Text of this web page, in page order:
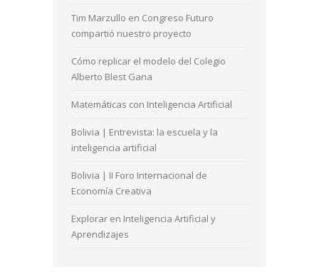
Tim Marzullo en Congreso Futuro
compartió nuestro proyecto
Cómo replicar el modelo del Colegio
Alberto Blest Gana
Matemáticas con Inteligencia Artificial
Bolivia | Entrevista: la escuela y la
inteligencia artificial
Bolivia | II Foro Internacional de
Economía Creativa
Explorar en Inteligencia Artificial y
Aprendizajes